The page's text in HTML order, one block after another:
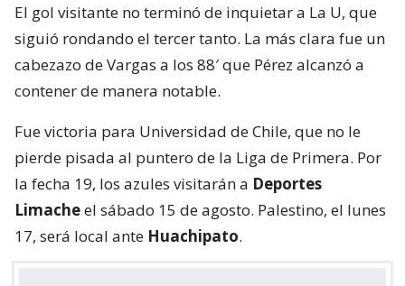
Fecha 1️⃣8️⃣ de la
#LigadePrimeraMercadoLibre2026 🏆
¡VAMOS, ROMÁNTICO VIAJERO! 🤘🏼
🔵🔴pic.twitter.com/y0UiPQm20G
— Universidad de Chile (@udechile)
August 10, 2026